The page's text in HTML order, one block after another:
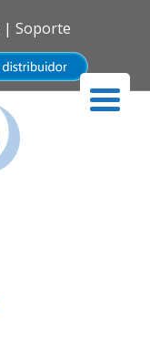
| Soporte